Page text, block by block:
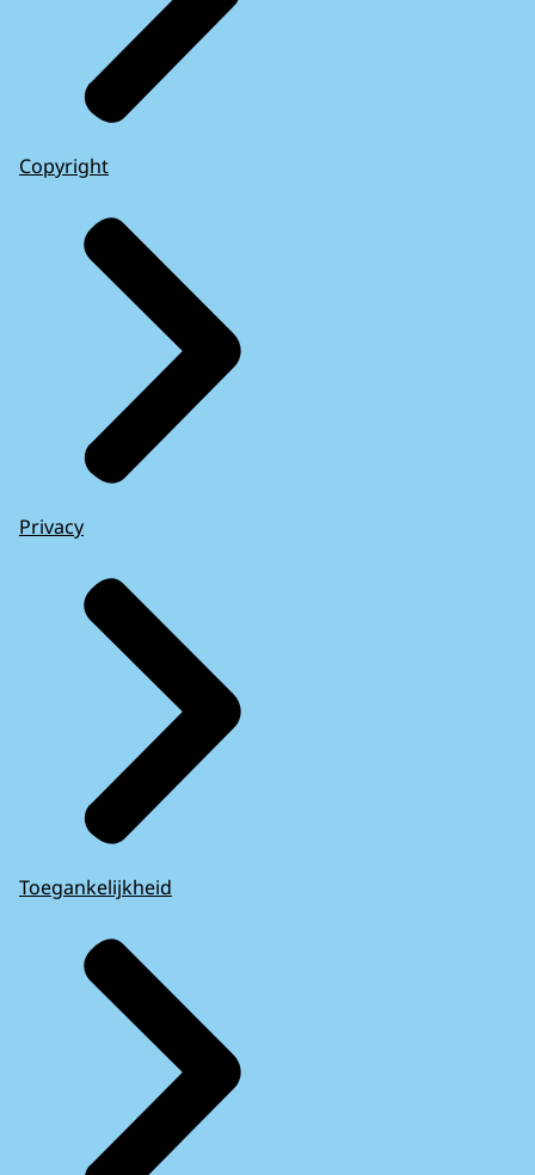
Copyright
Privacy
Toegankelijkheid